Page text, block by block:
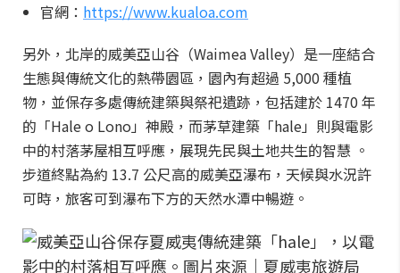
官網： https://www.kualoa.com
另外，北岸的威美亞山谷（Waimea Valley）是一座結合
生態與傳統文化的熱帶園區，園內有超過 5,000 種植
物，並保存多處傳統建築與祭祀遺跡，包括建於 1470 年
的「Hale o Lono」神殿，而茅草建築「hale」則與電影
中的村落茅屋相互呼應，展現先民與土地共生的智慧 。
步道終點為約 13.7 公尺高的威美亞瀑布，天候與水況許
可時，旅客可到瀑布下方的天然水潭中暢遊。